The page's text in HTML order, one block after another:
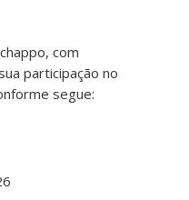
com
participação no
segue: